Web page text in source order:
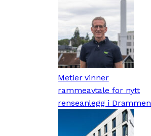
Metier vinner
rammeavtale for nytt
renseanlegg i Drammen